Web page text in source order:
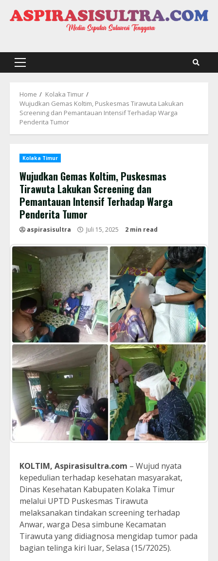
Primary
Home
Kolaka Timur
Wujudkan Gemas Koltim, Puskesmas Tirawuta Lakukan
Screening dan Pemantauan Intensif Terhadap Warga
Penderita Tumor
Kolaka Timur
Wujudkan Gemas Koltim, Puskesmas
Tirawuta Lakukan Screening dan
Pemantauan Intensif Terhadap Warga
Penderita Tumor
aspirasisultra Juli 15, 2025 2 min read
KOLTIM, Aspirasisultra.com – Wujud nyata
kepedulian terhadap kesehatan masyarakat,
Dinas Kesehatan Kabupaten Kolaka Timur
melalui UPTD Puskesmas Tirawuta
melaksanakan tindakan screening terhadap
Anwar, warga Desa simbune Kecamatan
Tirawuta yang didiagnosa mengidap tumor pada
bagian telinga kiri luar, Selasa (15/72025).